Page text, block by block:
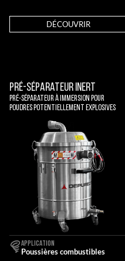
DÉCOUVRIR
Pré-Séparateur Inert
Pré-séparateur à immersion pour
poudres potentiellement explosives
APPLICATION
Poussières combustibles